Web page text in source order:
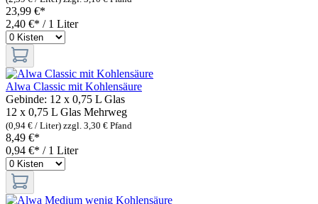
23,99 €*
2,40 €* / 1 Liter
Alwa Classic mit Kohlensäure
Gebinde: 12 x 0,75 L Glas
12 x 0,75 L Glas Mehrweg
(0,94 € / Liter) zzgl. 3,30 € Pfand
8,49 €*
0,94 €* / 1 Liter